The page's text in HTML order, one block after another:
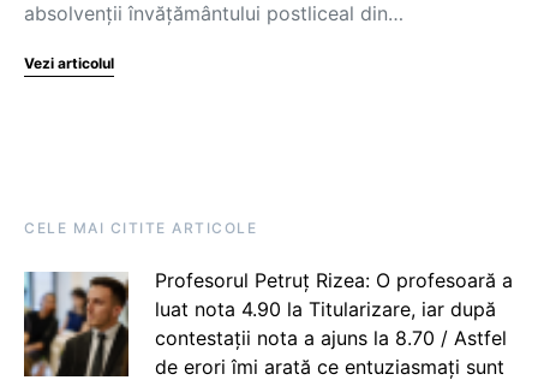
absolvenții învățământului postliceal din…
Vezi articolul
CELE MAI CITITE ARTICOLE
Profesorul Petruț Rizea: O profesoară a
luat nota 4.90 la Titularizare, iar după
contestații nota a ajuns la 8.70 / Astfel
de erori îmi arată ce entuziasmați sunt